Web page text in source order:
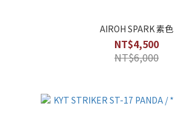
AIROH SPARK 素色
NT$4,500
NT$6,000